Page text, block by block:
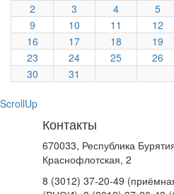
2
3 4 5
9
10 11 12
16
17 18 19
23
24 25 26
30
31
ScrollUp
Контакты
670033, Республика
Краснофлотская, 2
8 (3012) 37-20-49